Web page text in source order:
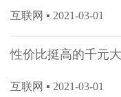
互联网 ▪ 2021-03-01
性价比挺高的千元
互联网 ▪ 2021-03-01